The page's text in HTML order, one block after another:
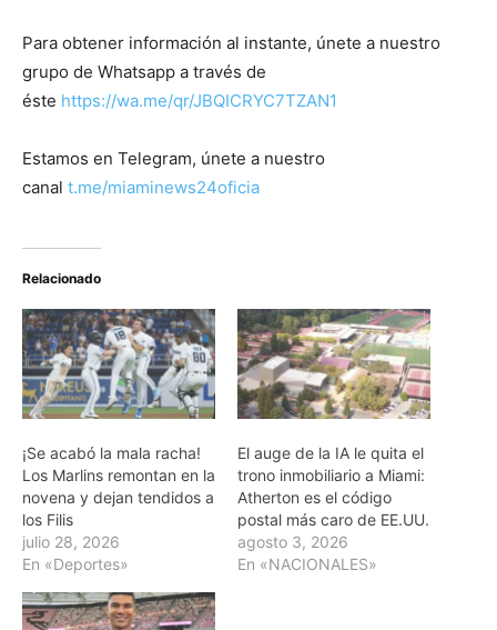
Para obtener información al instante, únete a nuestro
grupo de Whatsapp a través de
éste https://wa.me/qr/JBQICRYC7TZAN1
Estamos en Telegram, únete a nuestro
canal t.me/miaminews24oficia
Relacionado
¡Se acabó la mala racha!
Los Marlins remontan en la
novena y dejan tendidos a
los Filis
julio 28, 2026
En «Deportes»
El auge de la IA le quita el
trono inmobiliario a Miami:
Atherton es el código
postal más caro de EE.UU.
agosto 3, 2026
En «NACIONALES»